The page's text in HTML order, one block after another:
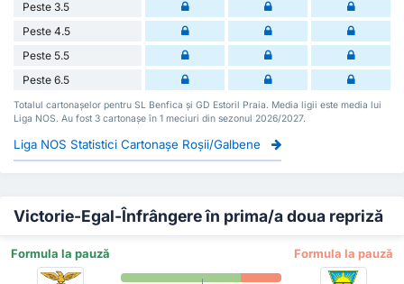
Peste 3.5
Peste 4.5
Peste 5.5
Peste 6.5
Totalul cartonașelor pentru SL Benfica și GD Estoril Praia. Media ligii este media lui
Liga NOS. Au fost 3 cartonașe în 1 meciuri din sezonul 2026/2027.
Liga NOS Statistici Cartonașe Roșii/Galbene
Victorie-Egal-Înfrângere în prima/a doua repriză
Formula la pauză Formula la pauză